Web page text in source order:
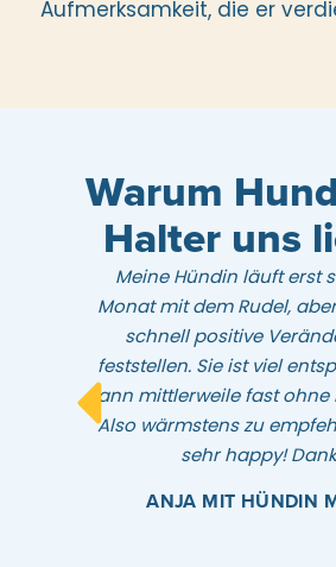
Aufmerksamkeit, die er
Warum
Halter uns
Meine Hündin läuft erst
Monat mit dem Rudel,
schnell positive
feststellen. Sie ist viel
kann mittlerweile fast ohne
Also wärmstens zu
sehr happy!
ANJA MIT HÜNDIN